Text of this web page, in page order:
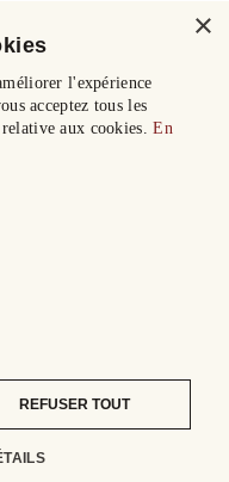
×
l'expérience
acceptez tous les
aux cookies.En
REFUSER TOUT